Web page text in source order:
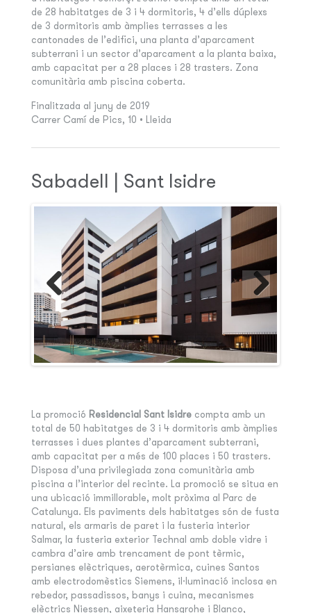
de 28 habitatges de 3 i 4 dormitoris, 4 d’ells dúplexs
de 3 dormitoris amb àmplies terrasses a les
cantonades de l’edifici, una planta d’aparcament
subterrani i un sector d’aparcament a la planta baixa,
amb capacitat per a 28 places i 28 trasters. Zona
comunitària amb piscina coberta.
Finalitzada al juny de 2019
Carrer Camí de Pics, 10 • Lleida
Sabadell | Sant Isidre
La promoció Residencial Sant Isidrecompta amb un
total de 50 habitatges de 3 i 4 dormitoris amb àmplies
terrasses i dues plantes d’aparcament subterrani,
amb capacitat per a més de 100 places i 50 trasters.
Disposa d’una privilegiada zona comunitària amb
piscina a l’interior del recinte. La promoció se situa en
una ubicació immillorable, molt pròxima al Parc de
Catalunya. Els paviments dels habitatges són de fusta
natural, els armaris de paret i la fusteria interior
Salmar, la fusteria exterior Technal amb doble vidre i
cambra d’aire amb trencament de pont tèrmic,
persianes elèctriques, aerotèrmica, cuines Santos
amb electrodomèstics Siemens, il·luminació inclosa en
rebedor, passadissos, banys i cuina, mecanismes
elèctrics Niessen, aixeteria Hansgrohe i Blanco,